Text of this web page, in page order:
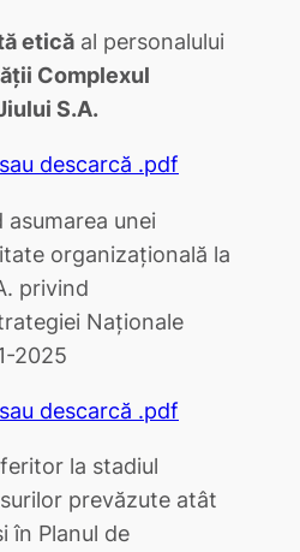
eticăal personalului
Complexul
S.A.
descarcă .pdf
unei
organizaţională la
privind
Naţionale
2025
descarcă .pdf
la stadiul
prevăzute atât
în Planul de